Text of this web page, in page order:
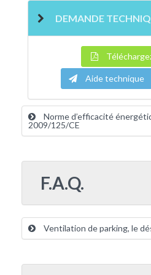
DEMANDE
Aide technique
Norme d’efficacité
2009/125/CE
F.A.Q.
Ventilation de parking, le